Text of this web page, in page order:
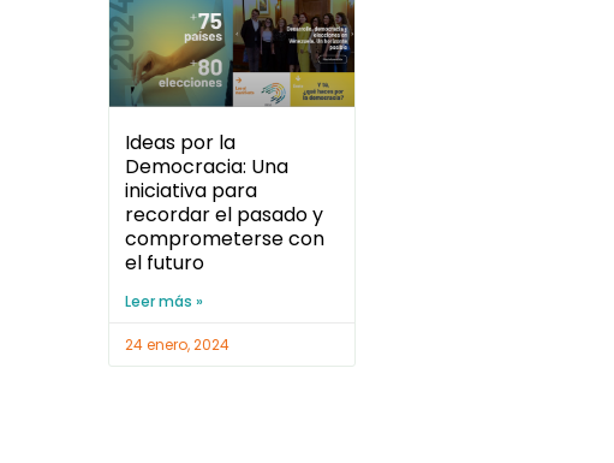
Ideas por la
Democracia: Una
iniciativa para
recordar el pasado y
comprometerse con
el futuro
Leer más »
24 enero, 2024